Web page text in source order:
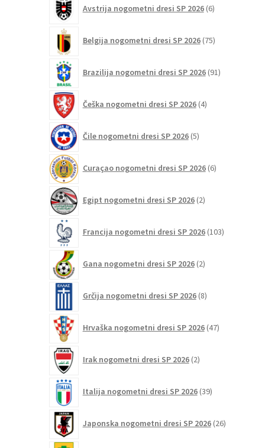
Avstrija nogometni dresi SP 2026 6izdelkov
Belgija nogometni dresi SP 2026 75izdelkov
Brazilija nogometni dresi SP 2026 91izdelkov
Češka nogometni dresi SP 2026 4izdelki
Čile nogometni dresi SP 2026 5izdelkov
Curaçao nogometni dresi SP 2026 6izdelkov
Egipt nogometni dresi SP 2026 2izdelka
Francija nogometni dresi SP 2026 103izdelki
Gana nogometni dresi SP 2026 2izdelka
Grčija nogometni dresi SP 2026 8izdelkov
Hrvaška nogometni dresi SP 2026 47izdelkov
Irak nogometni dresi SP 2026 2izdelka
Italija nogometni dresi SP 2026 39izdelkov
Japonska nogometni dresi SP 2026 26izdelkov